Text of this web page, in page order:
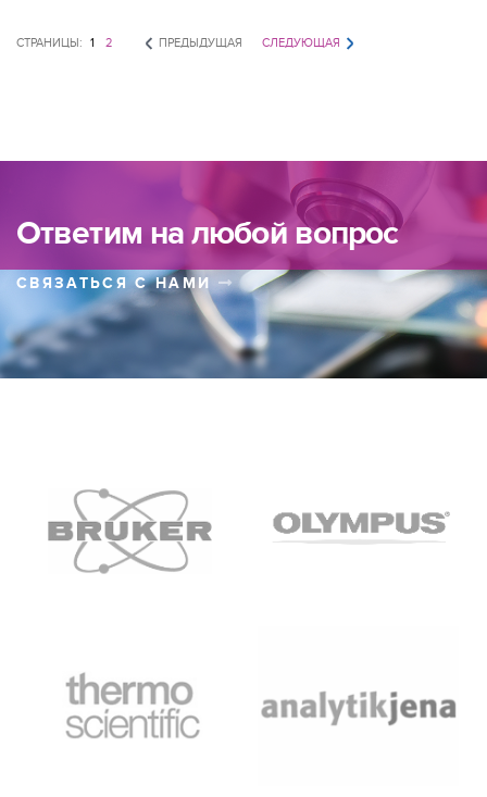
СТРАНИЦЫ: 1 2 ПРЕДЫДУЩАЯ СЛЕДУЮЩАЯ
Ответим на любой вопрос
СВЯЗАТЬСЯ С НАМИ